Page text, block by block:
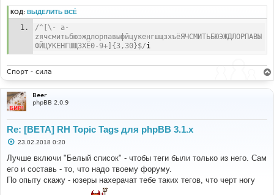
КОД: ВЫДЕЛИТЬ ВСЁ
/^[\- a-
zячсмитьбюэждлорпавыфйцукенгшщзхъёЯЧСМИТЬБЮЭЖДЛОРПАВЫ
ФЙЦУКЕНГШЩЗХЁ0-9+]{3,30}$/i
Спорт - сила
Beer
phpBB 2.0.9
Re: [BETA] RH Topic Tags для phpBB 3.1.x
С
о
б
щ
е
н
23.02.2018 0:20
Лучше включи "Белый список" - чтобы теги были только из него. Сам
его и составь - то, что надо твоему форуму.
По опыту скажу - юзеры нахерачат тебе таких тегов, что черт ногу